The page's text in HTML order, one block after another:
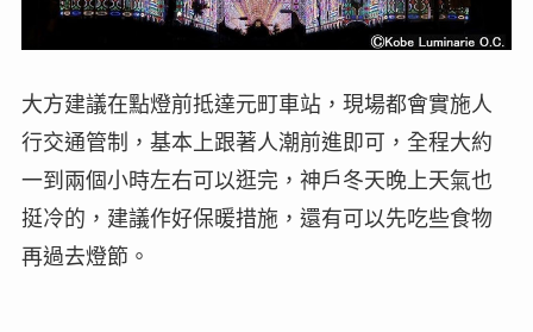
大方建議在點燈前抵達元町車站，現場都會實施人
行交通管制，基本上跟著人潮前進即可，全程大約
一到兩個小時左右可以逛完，神戶冬天晚上天氣也
挺冷的，建議作好保暖措施，還有可以先吃些食物
再過去燈節。